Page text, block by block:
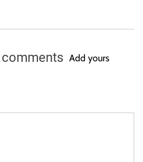
comments Add yours